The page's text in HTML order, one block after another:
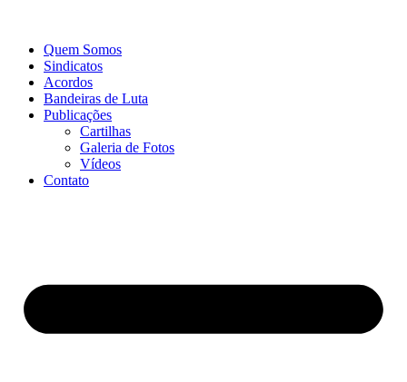
Quem Somos
Sindicatos
Acordos
Bandeiras de Luta
Publicações
Cartilhas
Galeria de Fotos
Vídeos
Contato